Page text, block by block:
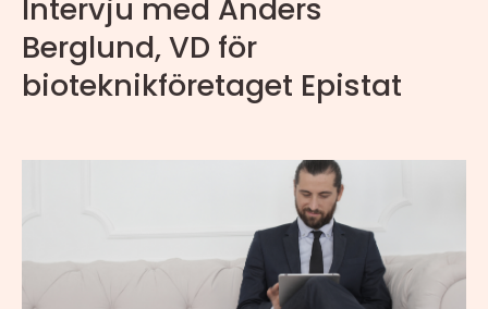
Intervju med Anders
Berglund, VD för
bioteknikföretaget Epistat